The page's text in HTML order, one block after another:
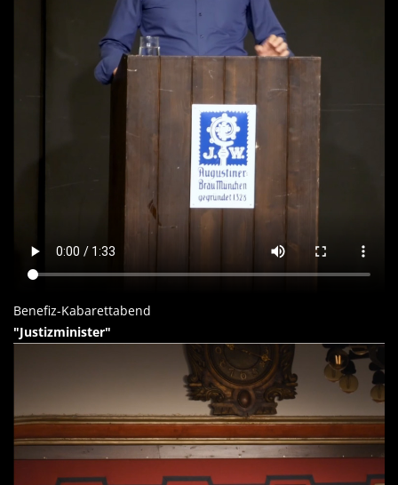
Benefiz-Kabarettabend
"Justizminister"